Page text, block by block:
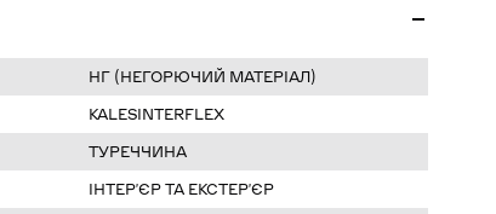
НГ (НЕГОРЮЧИЙ МАТЕРІАЛ)
KALESINTERFLEX
ТУРЕЧЧИНА
ІНТЕРʼЄР ТА ЕКСТЕРʼЄР